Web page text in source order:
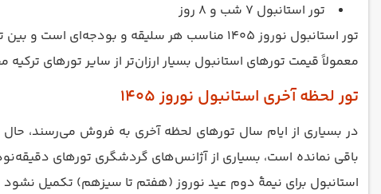
تور استانبول 7 شب و 8 روز
تور استانبول نوروز 1405 مناسب هر سلیقه و
معمولاً قیمت تورهای استانبول بسیار ارزان‌تر از سایر تورهای
تور لحظه آخری استانبول نوروز 1405
در بسیاری از ایام سال تورهای لحظه آخری به فروش می‌رسند،
استانبول برای نیمۀ دوم عید نوروز (هفتم تا سیزهم) تکمیل